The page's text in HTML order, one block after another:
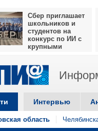
Сбер приглашает
школьников и
студентов на
конкурс по ИИ с
крупными
Интервью
область